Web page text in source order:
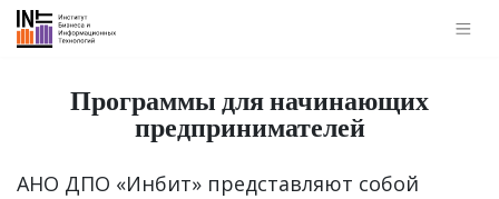
Программы для начинающих
предпринимателей
АНО ДПО «Инбит» представляют собой